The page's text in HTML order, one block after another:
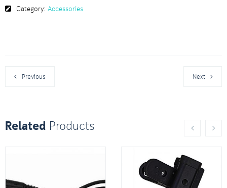
Category: Accessories
Previous Next
Related Products